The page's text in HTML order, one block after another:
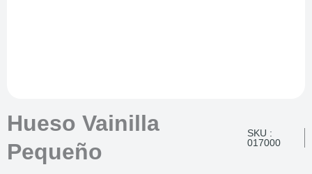
Hueso Vainilla
Pequeño
SKU :
017000